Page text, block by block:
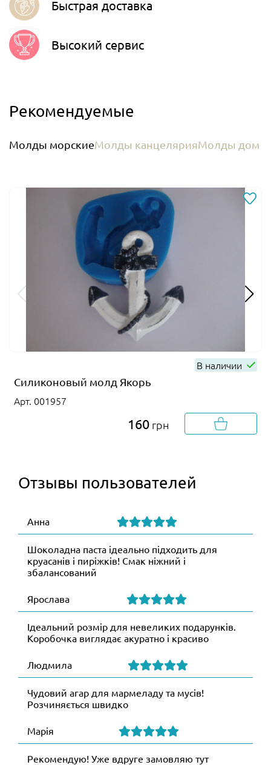
Быстрая доставка
Высокий сервис
Рекомендуемые
Молды морскиеМолды канцелярияМолды дом и
В наличии
Силиконовый молд Якорь
Арт. 001957
160 грн
Отзывы пользователей
Анна
Шоколадна паста ідеально підходить для
круасанів і пиріжків! Смак ніжний і
збалансований
Ярослава
Ідеальний розмір для невеликих подарунків.
Коробочка виглядає акуратно і красиво
Людмила
Чудовий агар для мармеладу та мусів!
Розчиняється швидко
Марія
Рекомендую! Уже вдруге замовляю тут